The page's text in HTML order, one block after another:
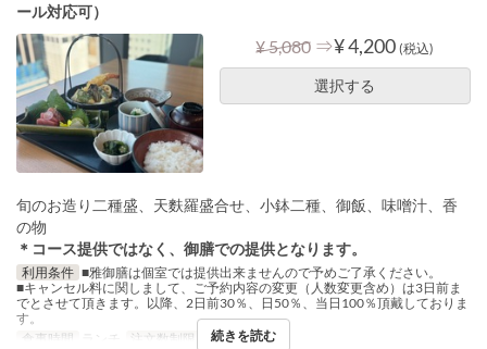
ール対応可）
¥ 5,080 ⇒¥ 4,200 (税込)
選択する
旬のお造り二種盛、天麩羅盛合せ、小鉢二種、御飯、味噌汁、香
の物
＊コース提供ではなく、御膳での提供となります。
利用条件 ■雅御膳は個室では提供出来ませんので予めご了承ください。
■キャンセル料に関しまして、ご予約内容の変更（人数変更含め）は3日前ま
でとさせて頂きます。以降、2日前30％、日50％、当日100％頂戴しておりま
す。
食事時間
ランチ 注文数制限 2 ~ 12
続きを読む